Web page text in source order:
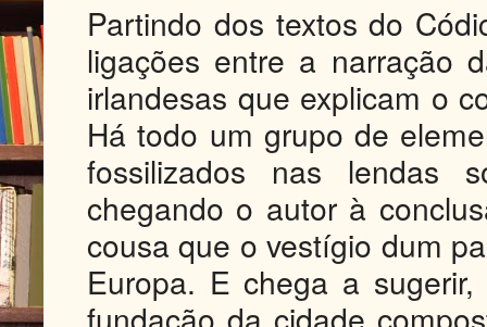
Partindo dos textos do
ligações entre a narração
irlandesas que explicam o
Há todo um grupo de
fossilizados nas lendas
chegando o autor à
cousa que o vestígio dum
Europa. E chega a